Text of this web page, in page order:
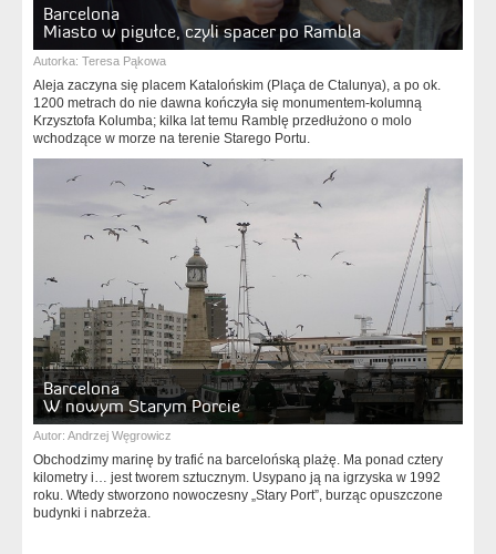
Barcelona
Miasto w pigułce, czyli spacer po Rambla
Autorka: Teresa Pąkowa
Aleja zaczyna się placem Katalońskim (Plaça de Ctalunya), a po ok.
1200 metrach do nie dawna kończyła się monumentem-kolumną
Krzysztofa Kolumba; kilka lat temu Ramblę przedłużono o molo
wchodzące w morze na terenie Starego Portu.
Barcelona
W nowym Starym Porcie
Autor: Andrzej Węgrowicz
Obchodzimy marinę by trafić na barcelońską plażę. Ma ponad cztery
kilometry i… jest tworem sztucznym. Usypano ją na igrzyska w 1992
roku. Wtedy stworzono nowoczesny „Stary Port”, burząc opuszczone
budynki i nabrzeża.